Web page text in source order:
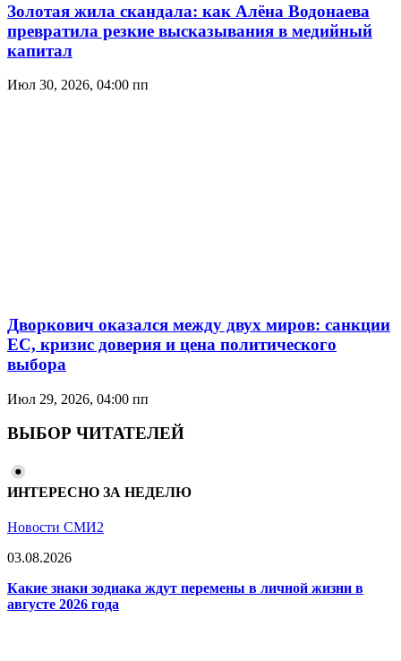
Золотая жила скандала: как Алёна Водонаева
превратила резкие высказывания в медийный
капитал
Июл 30, 2026, 04:00 пп
Дворкович оказался между двух миров: санкции
ЕС, кризис доверия и цена политического
выбора
Июл 29, 2026, 04:00 пп
ВЫБОР ЧИТАТЕЛЕЙ
ИНТЕРЕСНО ЗА НЕДЕЛЮ
Новости СМИ2
03.08.2026
Какие знаки зодиака ждут перемены в личной жизни в
августе 2026 года